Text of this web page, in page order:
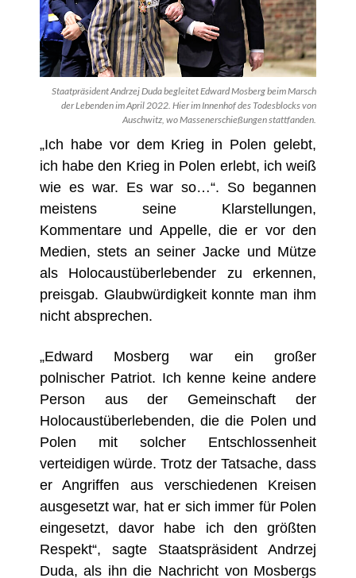
Staatpräsident Andrzej Duda begleitet Edward Mosberg beim Marsch
der Lebenden im April 2022. Hier im Innenhof des Todesblocks von
Auschwitz, wo Massenerschießungen stattfanden.
„Ich habe vor dem Krieg in Polen gelebt,
ich habe den Krieg in Polen erlebt, ich weiß
wie es war. Es war so…“. So begannen
meistens seine Klarstellungen,
Kommentare und Appelle, die er vor den
Medien, stets an seiner Jacke und Mütze
als Holocaustüberlebender zu erkennen,
preisgab. Glaubwürdigkeit konnte man ihm
nicht absprechen.
„Edward Mosberg war ein großer
polnischer Patriot. Ich kenne keine andere
Person aus der Gemeinschaft der
Holocaustüberlebenden, die die Polen und
Polen mit solcher Entschlossenheit
verteidigen würde. Trotz der Tatsache, dass
er Angriffen aus verschiedenen Kreisen
ausgesetzt war, hat er sich immer für Polen
eingesetzt, davor habe ich den größten
Respekt“, sagte Staatspräsident Andrzej
Duda, als ihn die Nachricht von Mosbergs